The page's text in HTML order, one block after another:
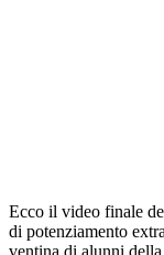
Ecco il video finale
di potenziamento